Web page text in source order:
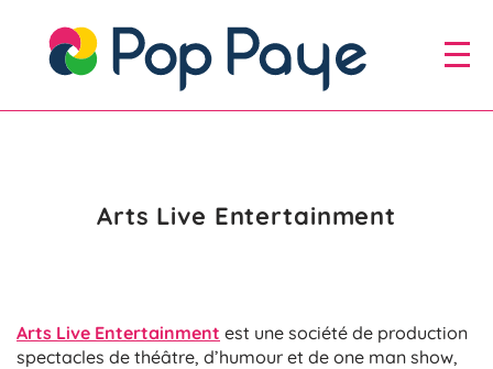
Aller
au
menu
Aller au
contenu
Arts Live Entertainment
Arts Live Entertainment est une société de production
spectacles de théâtre, d’humour et de one man show,